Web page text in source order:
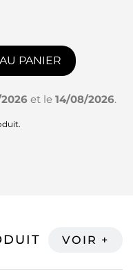
PANIER
et le 14/08/2026.